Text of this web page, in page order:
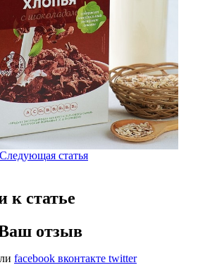
Следующая статья
к статье
отзыв
facebook вконтакте twitter